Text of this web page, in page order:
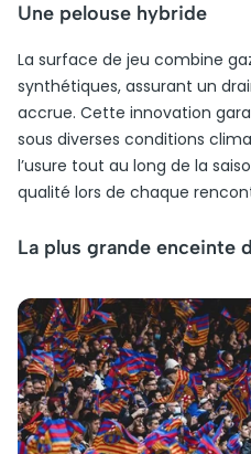
Une pelouse hybride
La surface de jeu combine
synthétiques, assurant un
accrue. Cette innovation
sous diverses conditions
l’usure tout au long de la
qualité lors de chaque
La plus grande enceinte